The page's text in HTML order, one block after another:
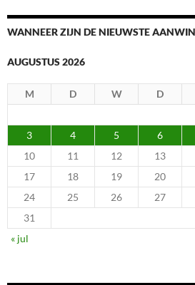
WANNEER ZIJN DE NIEUWSTE
AUGUSTUS 2026
M D W D
3
4 5 6
10
11 12 13
17
18 19 20
24
25 26 27
31
« jul